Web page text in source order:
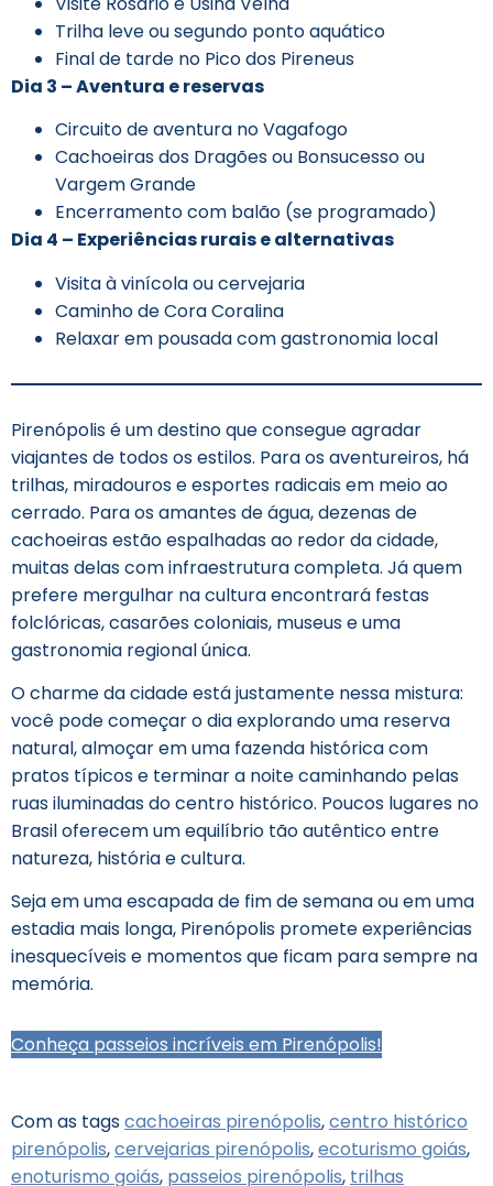
Trilha leve ou segundo ponto aquático
Final de tarde no Pico dos Pireneus
Dia 3 – Aventura e reservas
Circuito de aventura no Vagafogo
Cachoeiras dos Dragões ou Bonsucesso ou
Vargem Grande
Encerramento com balão (se programado)
Dia 4 – Experiências rurais e alternativas
Visita à vinícola ou cervejaria
Caminho de Cora Coralina
Relaxar em pousada com gastronomia local
Pirenópolis é um destino que consegue agradar
viajantes de todos os estilos. Para os aventureiros, há
trilhas, miradouros e esportes radicais em meio ao
cerrado. Para os amantes de água, dezenas de
cachoeiras estão espalhadas ao redor da cidade,
muitas delas com infraestrutura completa. Já quem
prefere mergulhar na cultura encontrará festas
folclóricas, casarões coloniais, museus e uma
gastronomia regional única.
O charme da cidade está justamente nessa mistura:
você pode começar o dia explorando uma reserva
natural, almoçar em uma fazenda histórica com
pratos típicos e terminar a noite caminhando pelas
ruas iluminadas do centro histórico. Poucos lugares no
Brasil oferecem um equilíbrio tão autêntico entre
natureza, história e cultura.
Seja em uma escapada de fim de semana ou em uma
estadia mais longa, Pirenópolis promete experiências
inesquecíveis e momentos que ficam para sempre na
memória.
Conheça passeios incríveis em Pirenópolis!
Com as tagscachoeiras pirenópolis,centro histórico
pirenópolis,cervejarias pirenópolis,ecoturismo goiás,
enoturismo goiás, passeios pirenópolis, trilhas